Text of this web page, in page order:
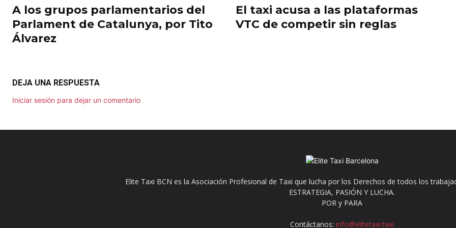
A los grupos parlamentarios del
Parlament de Catalunya, por Tito
Álvarez
El taxi acusa a las plataformas
VTC de competir sin reglas
DEJA UNA RESPUESTA
Iniciar sesión para dejar un comentario
Elite Taxi BCN es la Asociación Profesional de Taxi que lucha por los Derechos de todos los
ESTRATEGIA, PASIÓN Y LUCHA.
POR y PARA
Contáctanos: info@elitetaxi.taxi